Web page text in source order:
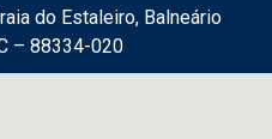
do Estaleiro, Balneário
– 88334-020